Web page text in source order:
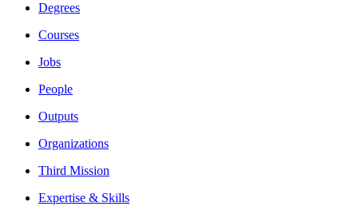
Degrees
Courses
Jobs
People
Outputs
Organizations
Third Mission
Expertise & Skills